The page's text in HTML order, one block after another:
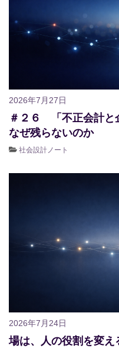
2026年7月27日
＃２６ 「不正会計と
なぜ残らないのか
社会設計ノート
2026年7月24日
場は、人の役割を変